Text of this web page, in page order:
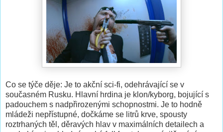
Co se týče děje: Je to akční sci-fi, odehrávající se v
současném Rusku. Hlavní hrdina je klon/kyborg, bojující s
padouchem s nadpřirozenými schopnostmi. Je to hodně
mládeži nepřístupné, dočkáme se litrů krve, spousty
roztrhaných těl, děravých hlav v maximálních detailech a